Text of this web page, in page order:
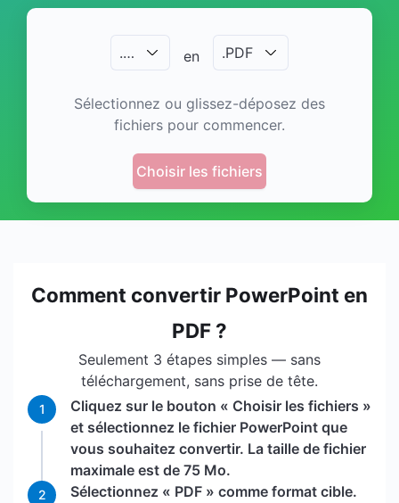
.… en .PDF
Sélectionnez ou glissez-déposez des
fichiers pour commencer.
Choisir les fichiers
Comment convertir PowerPoint en
PDF ?
Seulement 3 étapes simples — sans
téléchargement, sans prise de tête.
1
Cliquez sur le bouton « Choisir les fichiers »
et sélectionnez le fichier PowerPoint que
vous souhaitez convertir. La taille de fichier
maximale est de 75 Mo.
2
Sélectionnez « PDF » comme format cible.